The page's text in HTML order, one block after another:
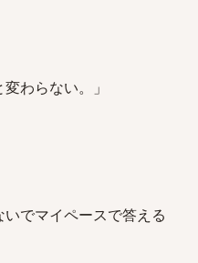
わらない。」
でマイペースで答える